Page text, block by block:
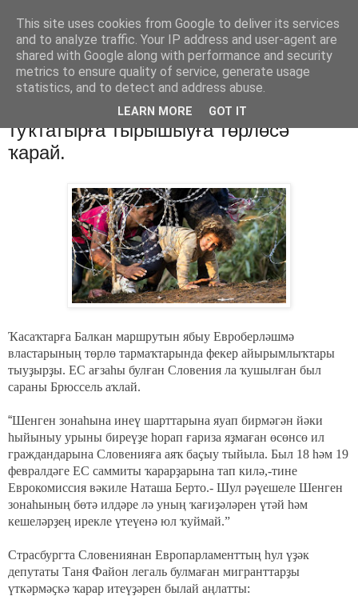
Хәбәрҙәр
четверг, 10 марта 2016 г.
ЕС институттары миграцияны
туҡтатырға тырышыуға төрлөсә
ҡарай.
Ҡасаҡтарға Балкан маршрутын ябыу Евроберләшмә
властарының төрлө тармаҡтарында фекер айырымлыҡтары
тыуҙырҙы. ЕС ағзаһы булған Словения ла ҡушылған был
сараны Брюссель аҡлай.
“Шенген зонаһына инеү шарттарына яуап бирмәгән йәки
һыйыныу урыны биреүҙе һорап ғариза яҙмаған өсөнсө ил
граждандарына Словенияға аяҡ баҫыу тыйыла. Был 18 һәм 19
февралдәге ЕС саммиты ҡарарҙарына тап килә,-тине
Еврокомиссия вәкиле Наташа Берто.- Шул рәүешеле Шенген
зонаһының бөтә илдәре лә уның ҡағиҙәләрен үтәй һәм
кешеләрҙең ирекле үтеүенә юл ҡуймай.”
Страсбургта Словениянан Европарламенттың һул үҙәк
депутаты Таня Файон легаль булмаған мигранттарҙы
үткәрмәҫкә ҡарар итеүҙәрен былай аңлатты:
This site uses cookies from Google to deliver its services
and to analyze traffic. Your IP address and user-agent are
shared with Google along with performance and security
metrics to ensure quality of service, generate usage
statistics, and to detect and address abuse.
LEARN MORE GOT IT